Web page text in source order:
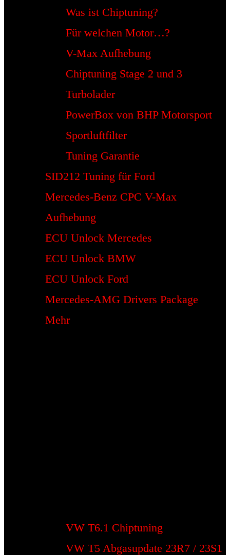
Was ist Chiptuning?
Für welchen Motor…?
V-Max Aufhebung
Chiptuning Stage 2 und 3
Turbolader
PowerBox von BHP Motorsport
Sportluftfilter
Tuning Garantie
SID212 Tuning für Ford
Mercedes-Benz CPC V-Max
Aufhebung
ECU Unlock Mercedes
ECU Unlock BMW
ECU Unlock Ford
Mercedes-AMG Drivers Package
Mehr
VW T6.1 Chiptuning
VW T5 Abgasupdate 23R7 / 23S1